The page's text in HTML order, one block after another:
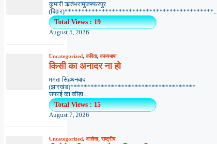
कुमारी ऋतंभरामुजफ्फरपुर
Total Views : 19
August 5, 2026
Uncategorized,कविता,काव्यभाषा
किसी का अनादर ना हो
ममता सिंहधनबाद
(झारखंड)*************************************
सफाई का कीड़ा...
Total Views : 15
August 7, 2026
Uncategorized, आलेख,राष्ट्रीय